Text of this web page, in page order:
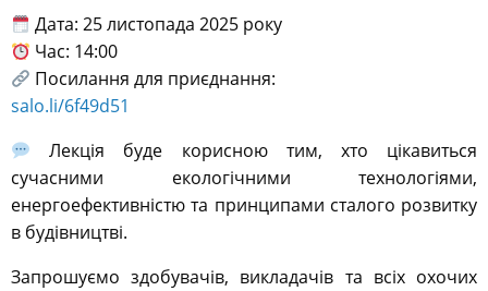
Дата: 25 листопада 2025 року
Час: 14:00
Посилання для приєднання:
salo.li/6f49d51
Лекція буде корисною тим, хто цікавиться
сучасними екологічними технологіями,
енергоефективністю та принципами сталого розвитку
в будівництві.
Запрошуємо здобувачів, викладачів та всіх охочих